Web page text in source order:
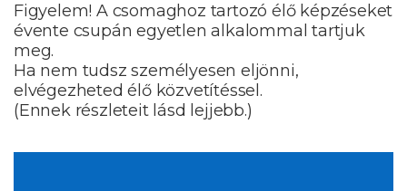
Figyelem! A csomaghoz tartozó élő képzéseket
évente csupán egyetlen alkalommal tartjuk
meg.
Ha nem tudsz személyesen eljönni,
elvégezheted élő közvetítéssel.
(Ennek részleteit lásd lejjebb.)